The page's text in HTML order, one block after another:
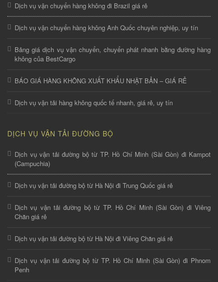
Dịch vụ vận chuyển hàng không đi Brazil giá rẻ
Dịch vụ vận chuyển hàng không Anh Quốc chuyên nghiệp, uy tín
Bảng giá dịch vụ vận chuyển, chuyển phát nhanh bằng đường hàng
không của BestCargo
BÁO GIÁ HÀNG KHÔNG XUẤT KHẨU NHẬT BẢN – GIÁ RẺ
Dịch vụ vận tải hàng không quốc tế nhanh, giá rẻ, uy tín
DỊCH VỤ VẬN TẢI ĐƯỜNG BỘ
Dịch vụ vận tải đường bộ từ TP. Hồ Chí Minh (Sài Gòn) đi Kampot
(Campuchia)
Dịch vụ vận tải đường bộ từ Hà Nội đi Trung Quốc giá rẻ
Dịch vụ vận tải đường bộ từ TP. Hồ Chí Minh (Sài Gòn) đi Viêng
Chăn giá rẻ
Dịch vụ vận tải đường bộ từ Hà Nội đi Viêng Chăn giá rẻ
Dịch vụ vận tải đường bộ từ TP. Hồ Chí Minh (Sài Gòn) đi Phnom
Penh